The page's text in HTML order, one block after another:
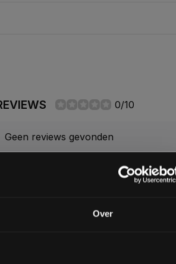
Over
0/10
Geen reviews gevonden
Je beoordeling toevoegen
op je volgende bestelling